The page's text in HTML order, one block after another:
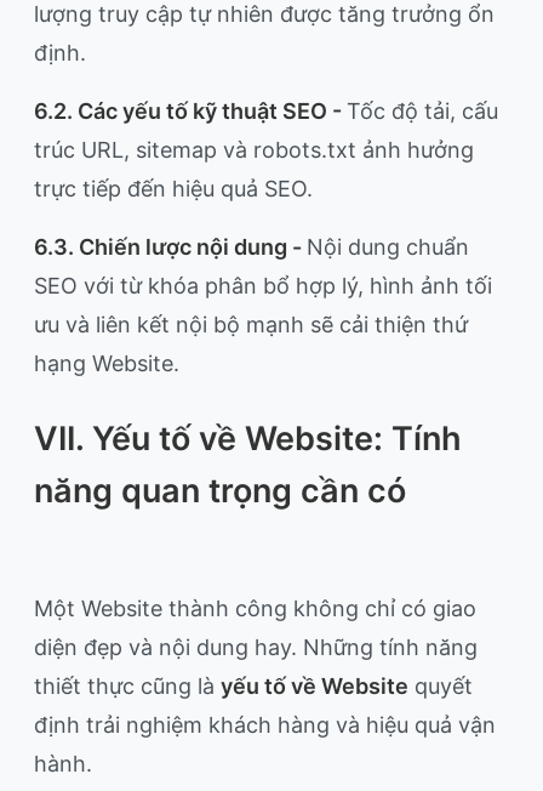
lượng truy cập tự nhiên được tăng trưởng ổn
định.
6.2. Các yếu tố kỹ thuật SEO -Tốc độ tải, cấu
trúc URL, sitemap và robots.txt ảnh hưởng
trực tiếp đến hiệu quả SEO.
6.3. Chiến lược nội dung - Nội dung chuẩn
SEO với từ khóa phân bổ hợp lý, hình ảnh tối
ưu và liên kết nội bộ mạnh sẽ cải thiện thứ
hạng Website.
VII. Yếu tố về Website: Tính
năng quan trọng cần có
Một Website thành công không chỉ có giao
diện đẹp và nội dung hay. Những tính năng
thiết thực cũng là yếu tố về Website quyết
định trải nghiệm khách hàng và hiệu quả vận
hành.